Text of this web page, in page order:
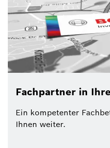
Fachpartner in
Ein kompetenter
Ihnen weiter.